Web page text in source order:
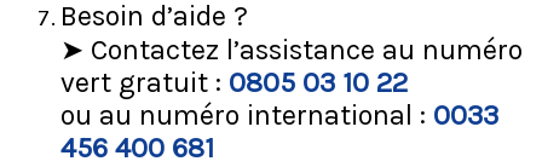
Besoin d’aide ?
➤ Contactez l’assistance au numéro
vert gratuit : 0805 03 10 22
ou au numéro international : 0033
456 400 681